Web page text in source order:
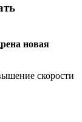
новая